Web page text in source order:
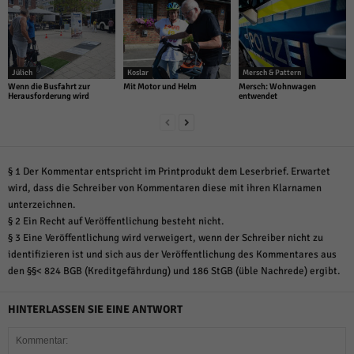
Jülich
Wenn die Busfahrt zur
Herausforderung wird
Koslar
Mit Motor und Helm
Mersch & Pattern
Mersch: Wohnwagen
entwendet
§ 1 Der Kommentar entspricht im Printprodukt dem Leserbrief. Erwartet
wird, dass die Schreiber von Kommentaren diese mit ihren Klarnamen
unterzeichnen.
§ 2 Ein Recht auf Veröffentlichung besteht nicht.
§ 3 Eine Veröffentlichung wird verweigert, wenn der Schreiber nicht zu
identifizieren ist und sich aus der Veröffentlichung des Kommentares aus
den §§< 824 BGB (Kreditgefährdung) und 186 StGB (üble Nachrede) ergibt.
HINTERLASSEN SIE EINE ANTWORT
Cookie-Informationen anzeigen
Externe Medien (6)
Inhalte von Videoplattformen und Social-Media-Plattformen werden
standardmäßig blockiert. Wenn Cookies von externen Medien akzeptiert
powered by Borlabs Cookie Datenschutzerklärung Impressum